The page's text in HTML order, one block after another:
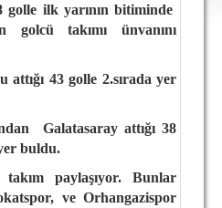
golle ilk yarının bitiminde
takımı ünvanını
43 golle 2.sırada yer
Galatasaray attığı 38
buldu.
paylaşıyor. Bunlar
ve Orhangazispor